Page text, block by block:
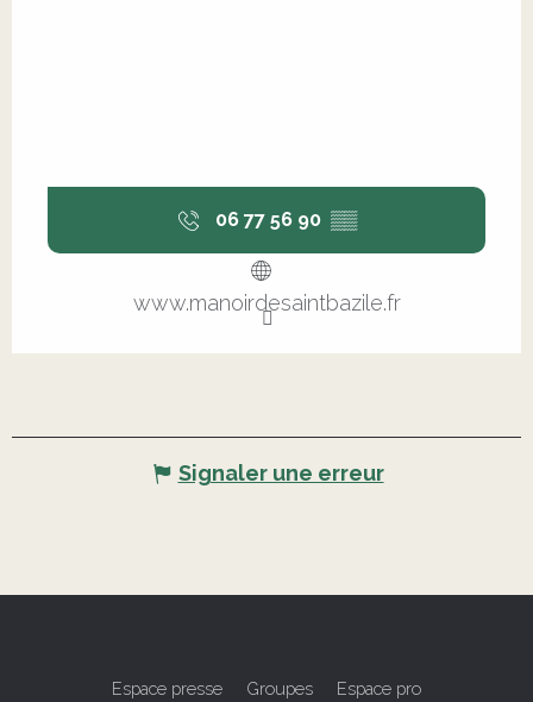
06 77 56 90 ▒▒
www.manoirdesaintbazile.fr
Signaler une erreur
Espace presse Groupes Espace pro